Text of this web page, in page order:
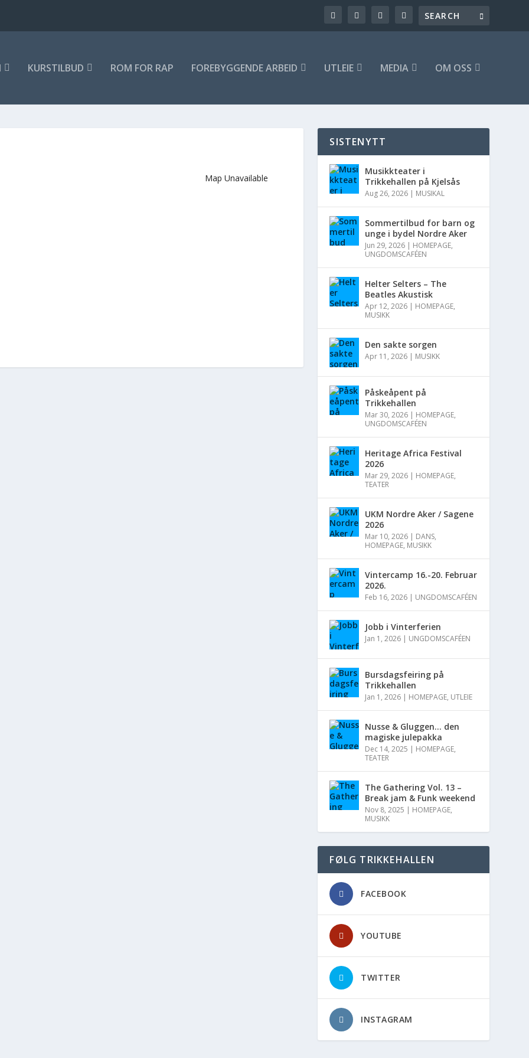
KURSTILBUD ROM FOR RAP FOREBYGGENDE ARBEID UTLEIE MEDIA OM OSS
Map Unavailable
SISTENYTT
Musikkteater i
Trikkehallen på Kjelsås
Aug 26, 2026 | MUSIKAL
Sommertilbud for barn og
unge i bydel Nordre Aker
Jun 29, 2026 | HOMEPAGE,
UNGDOMSCAFÉEN
Helter Selters – The
Beatles Akustisk
Apr 12, 2026 | HOMEPAGE,
MUSIKK
Den sakte sorgen
Apr 11, 2026 | MUSIKK
Påskeåpent på
Trikkehallen
Mar 30, 2026 | HOMEPAGE,
UNGDOMSCAFÉEN
Heritage Africa Festival
2026
Mar 29, 2026 | HOMEPAGE,
TEATER
UKM Nordre Aker / Sagene
2026
Mar 10, 2026 | DANS,
HOMEPAGE, MUSIKK
Vintercamp 16.-20. Februar
2026.
Feb 16, 2026 | UNGDOMSCAFÉEN
Jobb i Vinterferien
Jan 1, 2026 | UNGDOMSCAFÉEN
Bursdagsfeiring på
Trikkehallen
Jan 1, 2026 | HOMEPAGE, UTLEIE
Nusse & Gluggen… den
magiske julepakka
Dec 14, 2025 | HOMEPAGE,
TEATER
The Gathering Vol. 13 –
Break jam & Funk weekend
Nov 8, 2025 | HOMEPAGE,
MUSIKK
FØLG TRIKKEHALLEN
FACEBOOK
YOUTUBE
TWITTER
INSTAGRAM